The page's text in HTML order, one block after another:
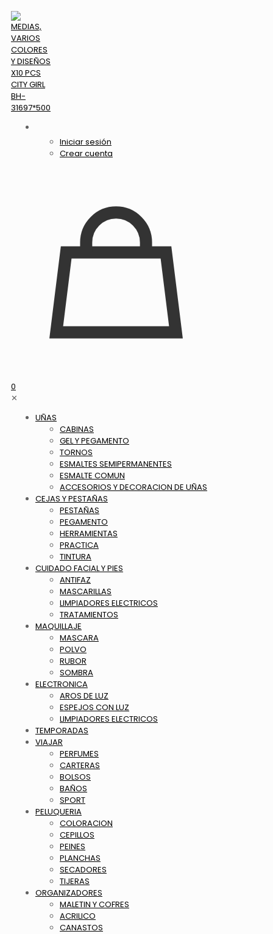
Iniciar sesión
Crear cuenta
0
✕
UÑAS
CABINAS
GEL Y PEGAMENTO
TORNOS
ESMALTES SEMIPERMANENTES
ESMALTE COMUN
ACCESORIOS Y DECORACION DE UÑAS
CEJAS Y PESTAÑAS
PESTAÑAS
PEGAMENTO
HERRAMIENTAS
PRACTICA
TINTURA
CUIDADO FACIAL Y PIES
ANTIFAZ
MASCARILLAS
LIMPIADORES ELECTRICOS
TRATAMIENTOS
MAQUILLAJE
MASCARA
POLVO
RUBOR
SOMBRA
ELECTRONICA
AROS DE LUZ
ESPEJOS CON LUZ
LIMPIADORES ELECTRICOS
TEMPORADAS
VIAJAR
PERFUMES
CARTERAS
BOLSOS
BAÑOS
SPORT
PELUQUERIA
COLORACION
CEPILLOS
PEINES
PLANCHAS
SECADORES
TIJERAS
ORGANIZADORES
MALETIN Y COFRES
ACRILICO
CANASTOS